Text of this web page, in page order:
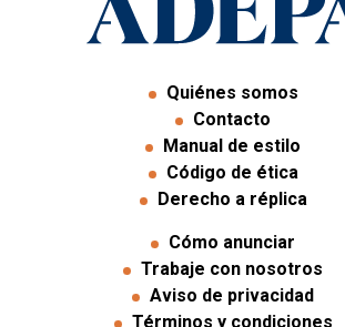
Soberanía entregada
Comando Sur sobre los
hídricos en Argentina
Quiénes somos
Contacto
Manual de estilo
Código de ética
Derecho a réplica
Cómo anunciar
Trabaje con nosotros
Aviso de privacidad
Términos y condiciones